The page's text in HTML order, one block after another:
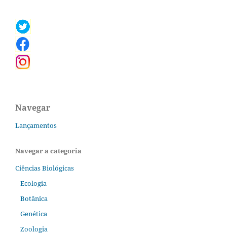
Navegar
Lançamentos
Navegar a categoria
Ciências Biológicas
Ecologia
Botânica
Genética
Zoologia